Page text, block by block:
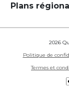
Plans
2026
Politique de
Termes et